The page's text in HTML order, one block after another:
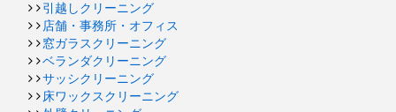
引越しクリーニング
店舗・事務所・オフィス
窓ガラスクリーニング
ベランダクリーニング
サッシクリーニング
床ワックスクリーニング